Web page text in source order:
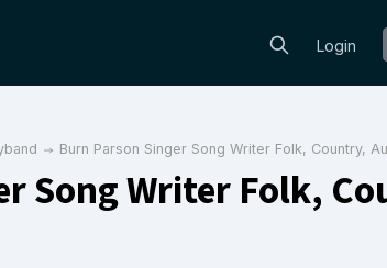
Login
Burn Parson Singer Song Writer Folk, Country,
Song Writer Folk,